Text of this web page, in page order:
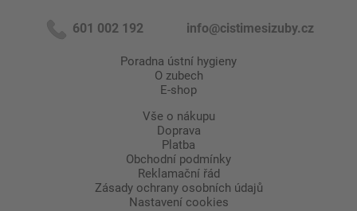
601 002 192 info@cistimesizuby.cz
Poradna ústní hygieny
O zubech
E-shop
Vše o nákupu
Doprava
Platba
Obchodní podmínky
Reklamační řád
Zásady ochrany osobních údajů
Nastavení cookies